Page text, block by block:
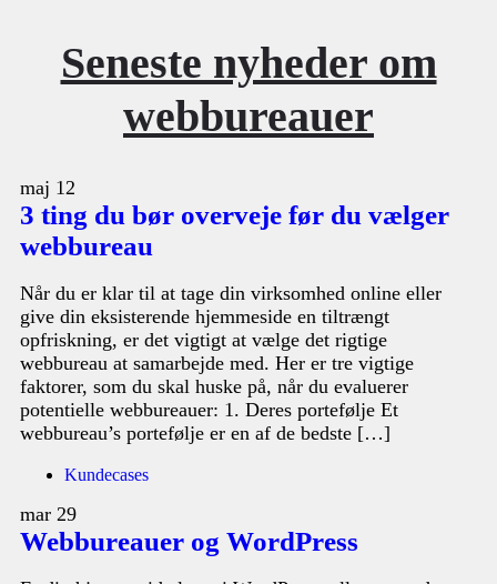
Seneste nyheder om
webbureauer
maj 12
3 ting du bør overveje før du vælger
webbureau
Når du er klar til at tage din virksomhed online eller
give din eksisterende hjemmeside en tiltrængt
opfriskning, er det vigtigt at vælge det rigtige
webbureau at samarbejde med. Her er tre vigtige
faktorer, som du skal huske på, når du evaluerer
potentielle webbureauer: 1. Deres portefølje Et
webbureau’s portefølje er en af de bedste […]
Kundecases
mar 29
Webbureauer og WordPress